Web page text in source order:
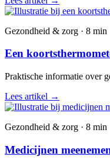
Gezondheid & zorg · 8 min
Een
Praktische informatie over
Lees artikel →
Gezondheid & zorg · 8 min
Medicijnen